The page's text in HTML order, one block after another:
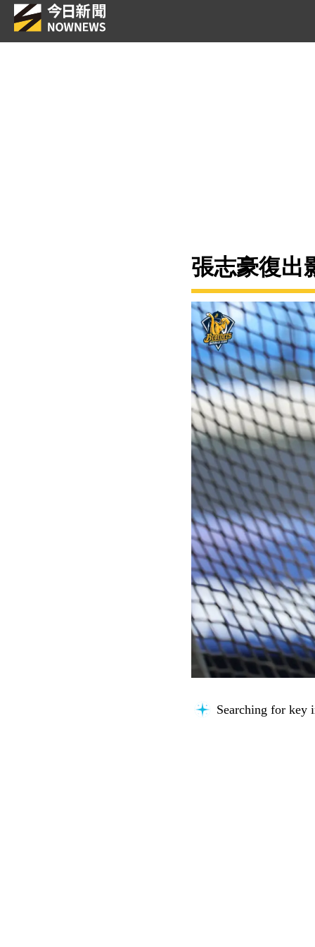
張志豪復出
Searching for key